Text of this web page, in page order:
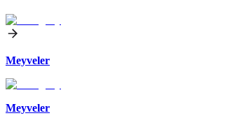
Meyveler
Meyveler